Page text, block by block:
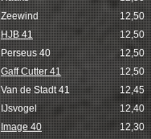
Zeewind 12,50
HJB 41 12,50
Perseus 40 12,50
Gaff Cutter 41 12,50
Van de Stadt 41 12,45
IJsvogel 12,40
Image 40 12,30